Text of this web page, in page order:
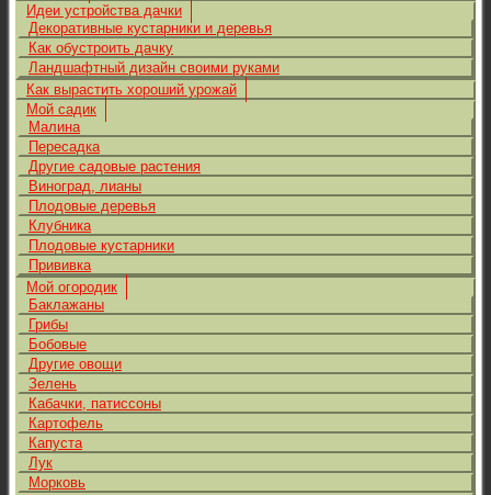
Идеи устройства дачки
Декоративные кустарники и деревья
Как обустроить дачку
Ландшафтный дизайн своими руками
Как вырастить хороший урожай
Мой садик
Малина
Пересадка
Другие садовые растения
Виноград, лианы
Плодовые деревья
Клубника
Плодовые кустарники
Прививка
Мой огородик
Баклажаны
Грибы
Бобовые
Другие овощи
Зелень
Кабачки, патиссоны
Картофель
Капуста
Лук
Морковь